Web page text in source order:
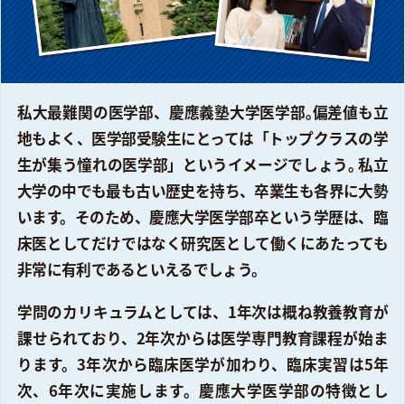
私大最難関の医学部、慶應義塾大学医学部｡偏差値も立
地もよく、医学部受験生にとっては「トップクラスの学
生が集う憧れの医学部」というイメージでしょう｡ 私立
大学の中でも最も古い歴史を持ち、卒業生も各界に大勢
います。そのため、慶應大学医学部卒という学歴は、臨
床医としてだけではなく研究医として働くにあたっても
非常に有利であるといえるでしょう。
学問のカリキュラムとしては、1年次は概ね教養教育が
課せられており、2年次からは医学専門教育課程が始ま
ります。3年次から臨床医学が加わり、臨床実習は5年
次、6年次に実施します。慶應大学医学部の特徴とし